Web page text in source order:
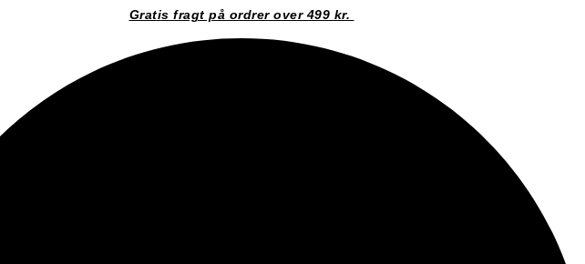
Gratis fragt på ordrer over 499 kr.